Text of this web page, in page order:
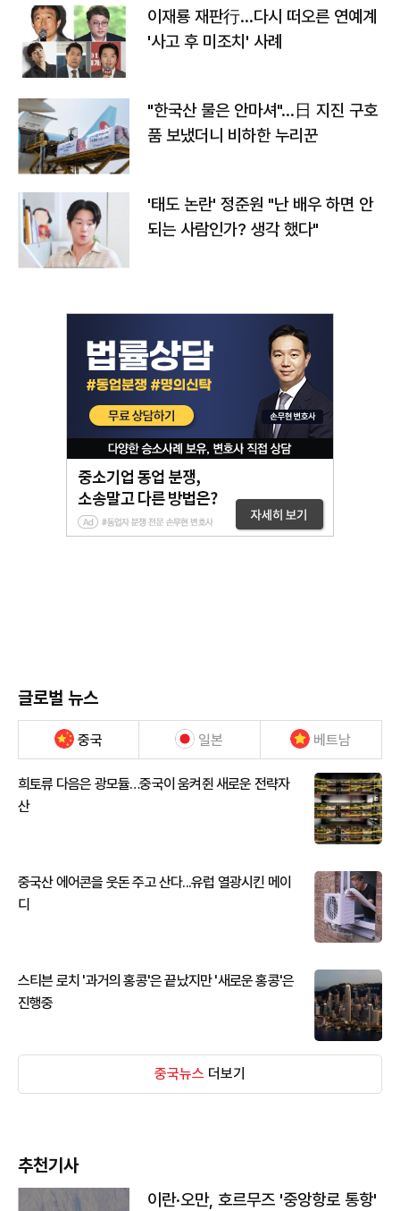
이재룡 재판行…다시 떠오른 연예계
'사고 후 미조치' 사례
"한국산 물은 안마셔"…日 지진 구호
품 보냈더니 비하한 누리꾼
'태도 논란' 정준원 "난 배우 하면 안
되는 사람인가? 생각 했다"
글로벌 뉴스
중국 일본 베트남
희토류 다음은 광모듈…중국이 움켜쥔 새로운 전략자
산
중국산 에어콘을 웃돈 주고 산다...유럽 열광시킨 메이
디
스티븐 로치 '과거의 홍콩'은 끝났지만 '새로운 홍콩'은
진행중
중국뉴스 더보기
추천기사
이란·오만, 호르무즈 '중앙항로 통항'